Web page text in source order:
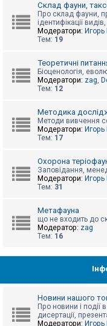
т
р
а
б
е
д
п
о
е
й
А
и
т
Склад фауни,
Про склад фауни,
ідентифікації
Модератори:
Тем: 19
Теоретичні
Біоценологія,
Модератори: zag,
Тем: 12
Методика
Методи вивчення
Модератори:
Тем: 17
Охорона
Заповідання,
Модератори:
Тем: 31
Метафауна
що не входить до
Модератор: zag
Тем: 16
Новини нашого
Про новини і події
дисертації,
Модератори: